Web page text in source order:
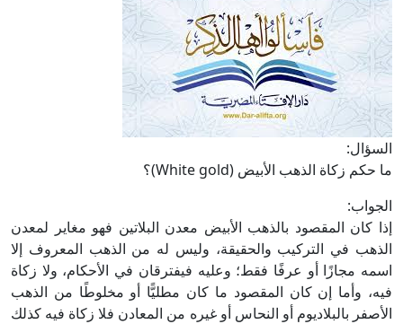
السؤال:
ما حكم زكاة الذهب الأبيض (White gold)؟
الجواب:
إذا كان المقصود بالذهب الأبيض معدن البلاتين فهو مغاير لمعدن
الذهب في التركيب والحقيقة، وليس له من الذهب المعروف إلا
اسمه مجازًا أو عرفًا فقط؛ وعليه فيفترقان في الأحكام، ولا زكاة
فيه، وأما إن كان المقصود ما كان مطليًّا أو مخلوطًا من الذهب
الأصفر بالبلاديوم أو النحاس أو غيره من المعادن فلا زكاة فيه كذلك